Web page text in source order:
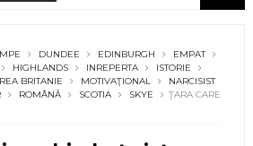
DUNDEE EDINBURGH
EMPAT
HIGHLANDS INREPERTA
ISTORIE
BRITANIE MOTIVAŢIONAL
NARCISIST
ROMÂNĂ SCOTIA SKYE
ŢARA CARE